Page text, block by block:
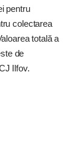
pentru
colectarea
totală a
de
Ilfov.